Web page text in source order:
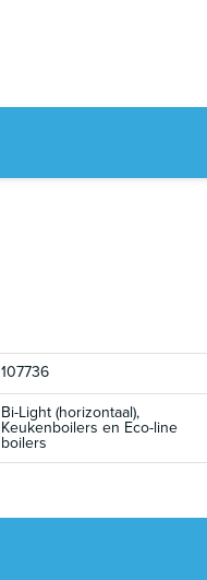
107736
Bi-Light (horizontaal),
Keukenboilers en Eco-line
boilers